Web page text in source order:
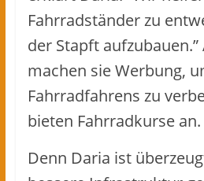
Fahrradständer zu
der Stapft
machen sie Werbung,
Fahrradfahrens zu
bieten Fahrradkurse an.
Denn Daria ist